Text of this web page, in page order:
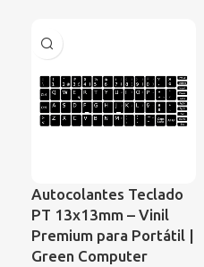
Autocolantes Teclado
PT 13x13mm – Vinil
Premium para Portátil |
Green Computer